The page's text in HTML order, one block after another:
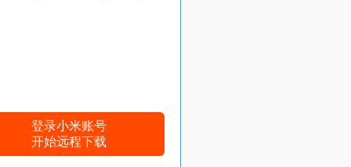
登录小米账号
开始远程下载